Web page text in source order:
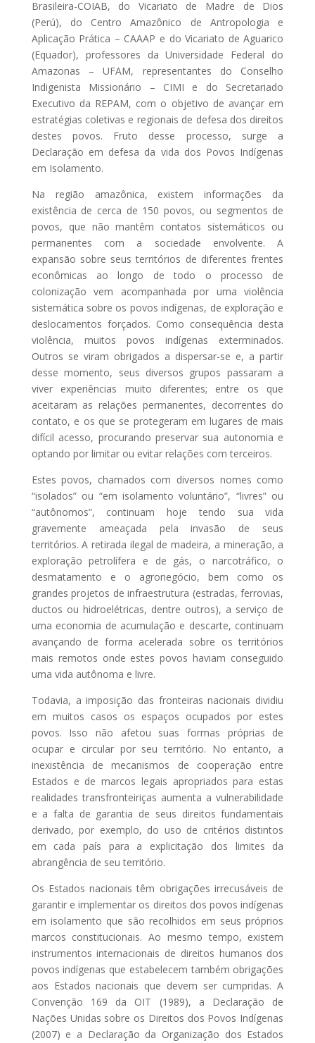
Brasileira-COIAB, do Vicariato de Madre de Dios
(Perú), do Centro Amazônico de Antropologia e
Aplicação Prática – CAAAP e do Vicariato de Aguarico
(Equador), professores da Universidade Federal do
Amazonas – UFAM, representantes do Conselho
Indigenista Missionário – CIMI e do Secretariado
Executivo da REPAM, com o objetivo de avançar em
estratégias coletivas e regionais de defesa dos direitos
destes povos. Fruto desse processo, surge a
Declaração em defesa da vida dos Povos Indígenas
em Isolamento.
Na região amazônica, existem informações da
existência de cerca de 150 povos, ou segmentos de
povos, que não mantêm contatos sistemáticos ou
permanentes com a sociedade envolvente. A
expansão sobre seus territórios de diferentes frentes
econômicas ao longo de todo o processo de
colonização vem acompanhada por uma violência
sistemática sobre os povos indígenas, de exploração e
deslocamentos forçados. Como consequência desta
violência, muitos povos indígenas exterminados.
Outros se viram obrigados a dispersar-se e, a partir
desse momento, seus diversos grupos passaram a
viver experiências muito diferentes; entre os que
aceitaram as relações permanentes, decorrentes do
contato, e os que se protegeram em lugares de mais
difícil acesso, procurando preservar sua autonomia e
optando por limitar ou evitar relações com terceiros.
Estes povos, chamados com diversos nomes como
“isolados” ou “em isolamento voluntário”, “livres” ou
“autônomos”, continuam hoje tendo sua vida
gravemente ameaçada pela invasão de seus
territórios. A retirada ilegal de madeira, a mineração, a
exploração petrolífera e de gás, o narcotráfico, o
desmatamento e o agronegócio, bem como os
grandes projetos de infraestrutura (estradas, ferrovias,
ductos ou hidroelétricas, dentre outros), a serviço de
uma economia de acumulação e descarte, continuam
avançando de forma acelerada sobre os territórios
mais remotos onde estes povos haviam conseguido
uma vida autônoma e livre.
Todavia, a imposição das fronteiras nacionais dividiu
em muitos casos os espaços ocupados por estes
povos. Isso não afetou suas formas próprias de
ocupar e circular por seu território. No entanto, a
inexistência de mecanismos de cooperação entre
Estados e de marcos legais apropriados para estas
realidades transfronteiriças aumenta a vulnerabilidade
e a falta de garantia de seus direitos fundamentais
derivado, por exemplo, do uso de critérios distintos
em cada país para a explicitação dos limites da
abrangência de seu território.
Os Estados nacionais têm obrigações irrecusáveis de
garantir e implementar os direitos dos povos indígenas
em isolamento que são recolhidos em seus próprios
marcos constitucionais. Ao mesmo tempo, existem
instrumentos internacionais de direitos humanos dos
povos indígenas que estabelecem também obrigações
aos Estados nacionais que devem ser cumpridas. A
Convenção 169 da OIT (1989), a Declaração de
Nações Unidas sobre os Direitos dos Povos Indígenas
(2007) e a Declaração da Organização dos Estados